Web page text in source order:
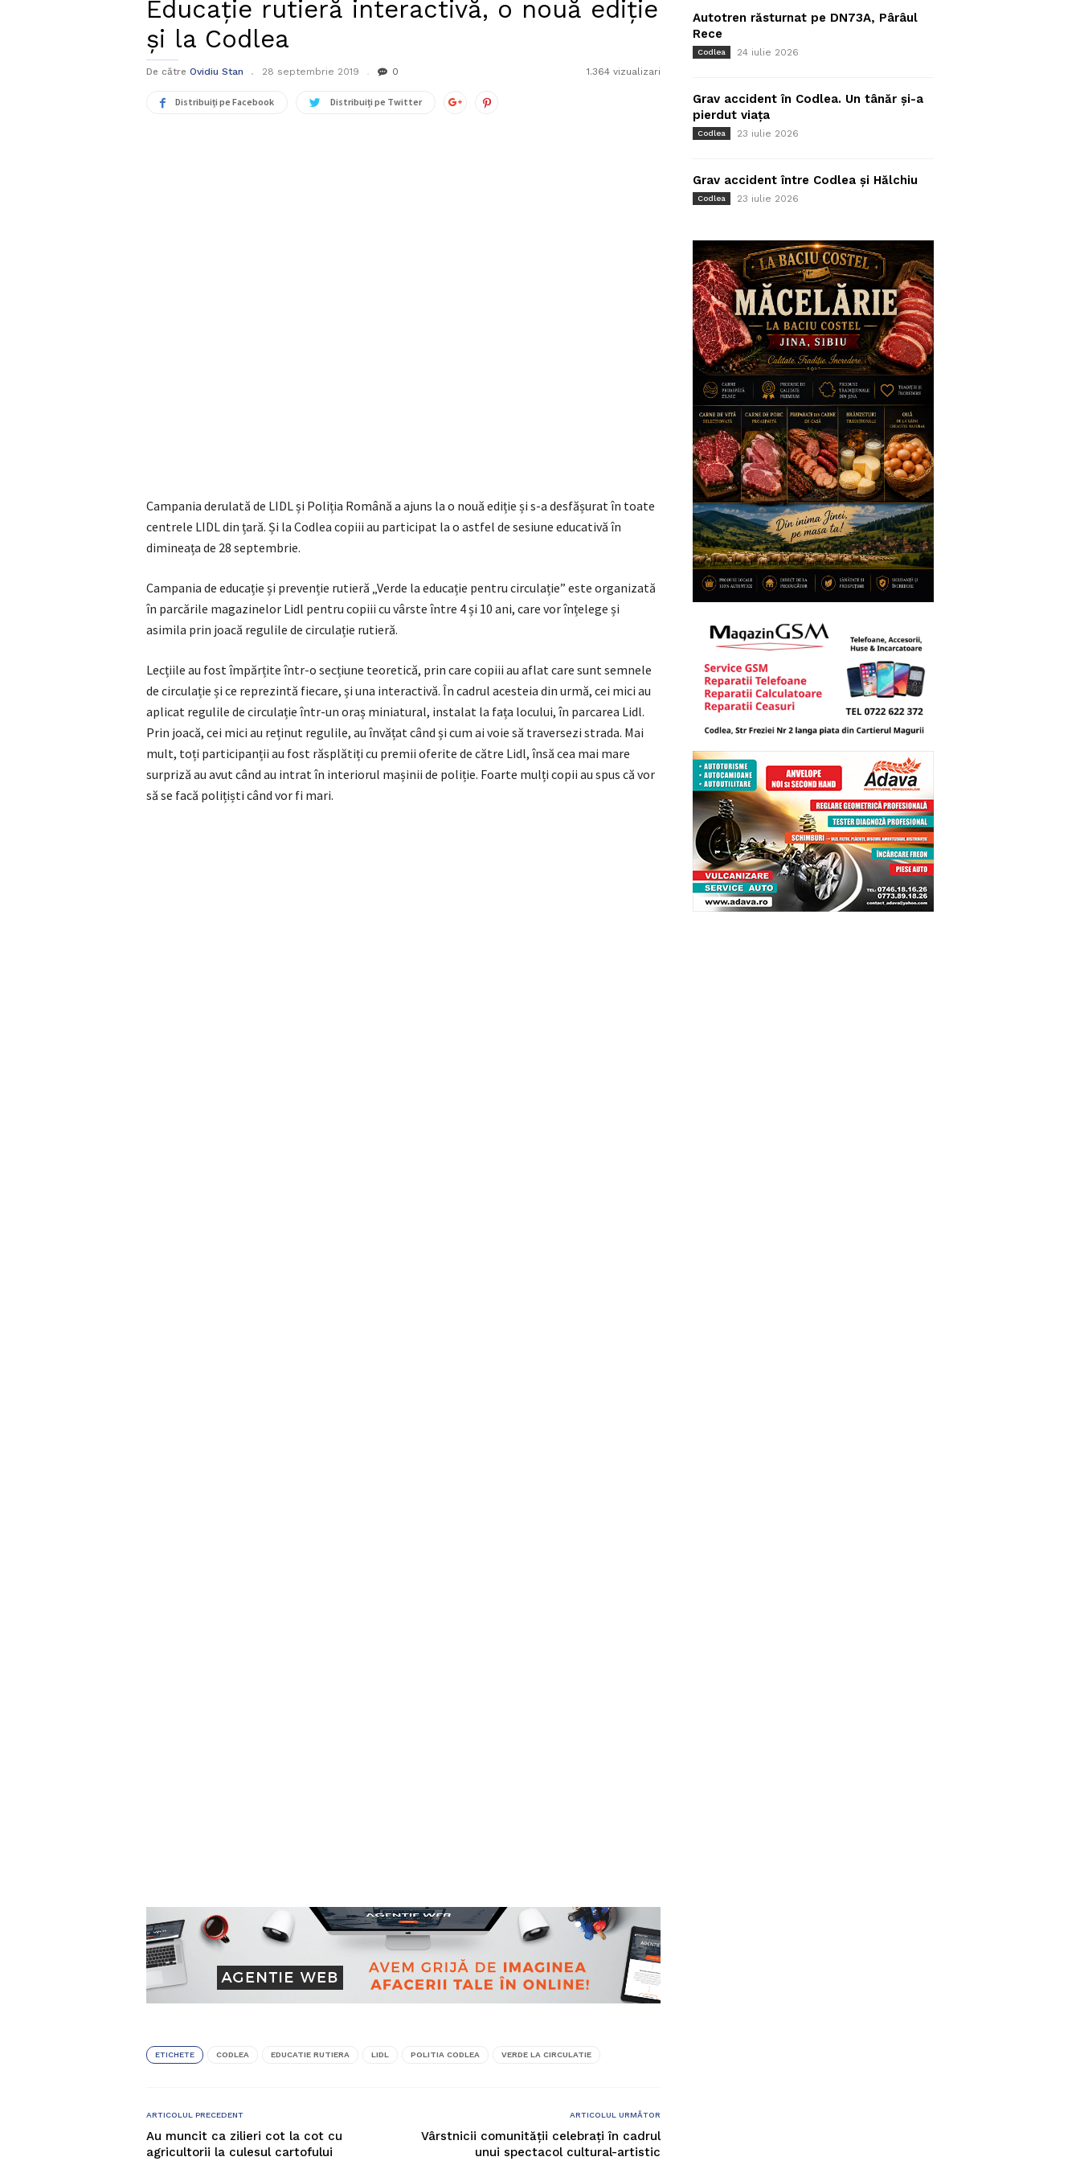
Educație rutieră interactivă, o nouă ediție
și la Codlea
De către Ovidiu Stan 28 septembrie 2019 0 1.364 vizualizari
Distribuiți pe Facebook Distribuiți pe Twitter
Campania derulată de LIDL și Poliția Română a ajuns la o nouă ediție și s-a desfășurat în toate
centrele LIDL din țară. Și la Codlea copiii au participat la o astfel de sesiune educativă în
dimineața de 28 septembrie.
Campania de educație și prevenție rutieră „Verde la educație pentru circulație” este organizată
în parcările magazinelor Lidl pentru copiii cu vârste între 4 și 10 ani, care vor înțelege și
asimila prin joacă regulile de circulație rutieră.
Lecțiile au fost împărțite într-o secțiune teoretică, prin care copiii au aflat care sunt semnele
de circulație și ce reprezintă fiecare, și una interactivă. În cadrul acesteia din urmă, cei mici au
aplicat regulile de circulație într-un oraș miniatural, instalat la fața locului, în parcarea Lidl.
Prin joacă, cei mici au reținut regulile, au învățat când și cum ai voie să traversezi strada. Mai
mult, toți participanții au fost răsplătiți cu premii oferite de către Lidl, însă cea mai mare
surpriză au avut când au intrat în interiorul mașinii de poliție. Foarte mulți copii au spus că vor
să se facă polițiști când vor fi mari.
ETICHETE CODLEA EDUCATIE RUTIERA LIDL POLITIA CODLEA VERDE LA CIRCULATIE
ARTICOLUL PRECEDENT
Au muncit ca zilieri cot la cot cu
agricultorii la culesul cartofului
ARTICOLUL URMĂTOR
Vârstnicii comunității celebrați în cadrul
unui spectacol cultural-artistic
Autotren răsturnat pe DN73A, Pârâul
Rece
Codlea 24 iulie 2026
Grav accident în Codlea. Un tânăr și-a
pierdut viața
Codlea 23 iulie 2026
Grav accident între Codlea și Hălchiu
Codlea 23 iulie 2026